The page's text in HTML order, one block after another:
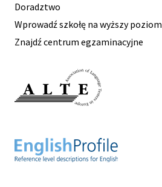
Doradztwo
Wprowadź szkołę na wyższy poziom
Znajdź centrum egzaminacyjne